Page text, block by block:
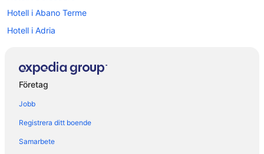
Hotell i Abano Terme
Hotell i Adria
Hotell i Albignasego
Hotell i Ca Lino
Hotell i Campagna Lupia
Hotell i Cavanella d'Adige
Företag
Jobb
Registrera ditt boende
Samarbete